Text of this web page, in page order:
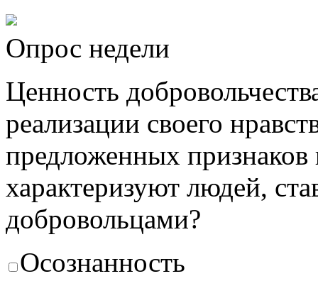
Опрос недели
Ценность
реализации своего
предложенных признаков
характеризуют людей,
добровольцами?
Осознанность